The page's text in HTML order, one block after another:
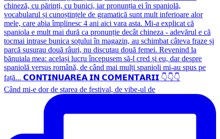
Când mi-e dor de starea de festival, de vibe-ul de